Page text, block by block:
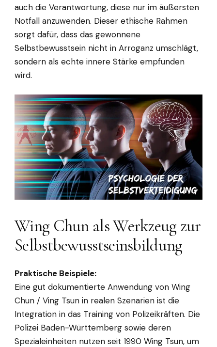
auch die Verantwortung, diese nur im äußersten
Notfall anzuwenden. Dieser ethische Rahmen
sorgt dafür, dass das gewonnene
Selbstbewusstsein nicht in Arroganz umschlägt,
sondern als echte innere Stärke empfunden
wird.
Wing Chun als Werkzeug zur
Selbstbewusstseinsbildung
Praktische Beispiele:
Eine gut dokumentierte Anwendung von Wing
Chun / Ving Tsun in realen Szenarien ist die
Integration in das Training von Polizeikräften. Die
Polizei Baden-Württemberg sowie deren
Spezialeinheiten nutzen seit 1990 Wing Tsun, um